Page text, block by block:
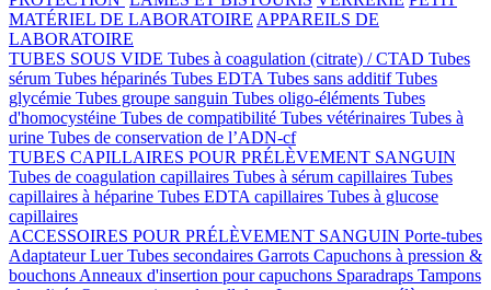
MATÉRIEL DE LABORATOIRE APPAREILS DE
LABORATOIRE
TUBES SOUS VIDE Tubes à coagulation (citrate) / CTAD Tubes
sérum Tubes héparinés Tubes EDTA Tubes sans additifTubes
glycémie Tubes groupe sanguin Tubes oligo-éléments Tubes
d'homocystéine Tubes de compatibilité Tubes vétérinaires Tubes à
urine Tubes de conservation de l’ADN-cf
TUBES CAPILLAIRES POUR PRÉLÈVEMENT SANGUIN
Tubes de coagulation capillaires Tubes à sérum capillaires Tubes
capillaires à héparine Tubes EDTA capillaires Tubes à glucose
capillaires
ACCESSOIRES POUR PRÉLÈVEMENT SANGUIN Porte-tubes
Adaptateur LuerTubes secondaires Garrots Capuchons à pression &
bouchons Anneaux d'insertion pour capuchons Sparadraps Tampons